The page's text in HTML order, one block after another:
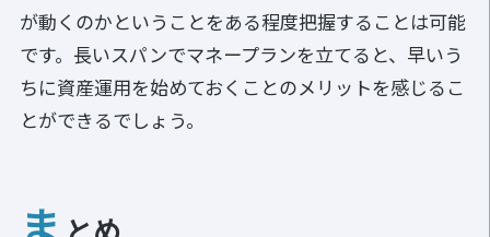
が動くのかということをある程度把握することは可能
です。長いスパンでマネープランを立てると、早いう
ちに資産運用を始めておくことのメリットを感じるこ
とができるでしょう。
ま